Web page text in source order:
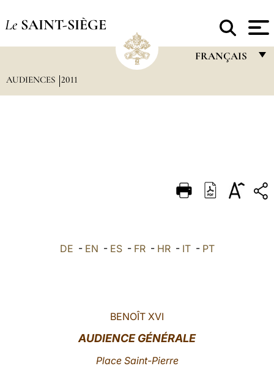
Le SAINT-SIÈGE
FRANÇAIS
DEUTSCH
العربيّة
AUDIENCES 2011
DE - EN - ES- FR- HR- IT- PT
BENOÎT XVI
AUDIENCE GÉNÉRALE
Place Saint-Pierre